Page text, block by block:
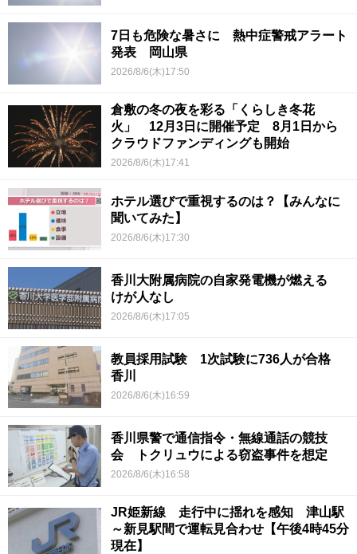
7日も危険な暑さに 熱中症警戒アラート
発表 岡山県
2026/8/6(木)17:50
倉敷の冬の夜を彩る「くらしき冬花
火」 12月3日に開催予定 8月1日から
クラウドファンディングも開始
2026/8/6(木)17:41
ホテル選びで重視するのは？【みんなに
聞いてみた】
2026/8/6(木)17:30
香川大附属病院の自家発電機が燃える
けが人なし
2026/8/6(木)17:05
教員採用試験 1次試験に736人が合格
香川
2026/8/6(木)16:59
香川県警で通信指令・無線通話の競技
会 トクリュウによる窃盗事件を想定
2026/8/6(木)16:58
JR姫新線 走行中に揺れを感知 津山駅
～新見駅間で運転見合わせ【午後4時45分
現在】